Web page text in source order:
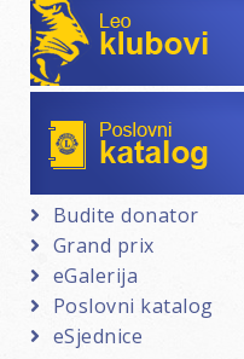
Budite donator
Grand prix
eGalerija
Poslovni katalog
eSjednice